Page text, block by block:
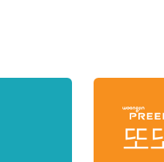
또